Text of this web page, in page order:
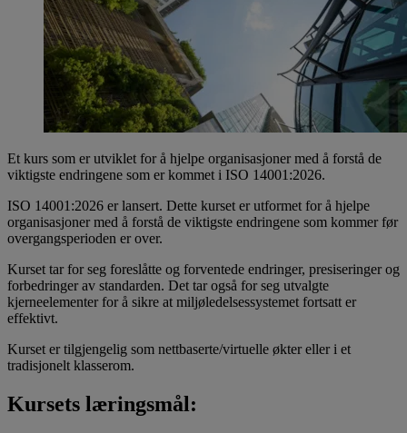
Et kurs som er utviklet for å hjelpe organisasjoner med å forstå de
viktigste endringene som er kommet i ISO 14001:2026.
ISO 14001:2026 er lansert. Dette kurset er utformet for å hjelpe
organisasjoner med å forstå de viktigste endringene som kommer før
overgangsperioden er over.
Kurset tar for seg foreslåtte og forventede endringer, presiseringer og
forbedringer av standarden. Det tar også for seg utvalgte
kjerneelementer for å sikre at miljøledelsessystemet fortsatt er
effektivt.
Kurset er tilgjengelig som nettbaserte/virtuelle økter eller i et
tradisjonelt klasserom.
Kursets læringsmål: